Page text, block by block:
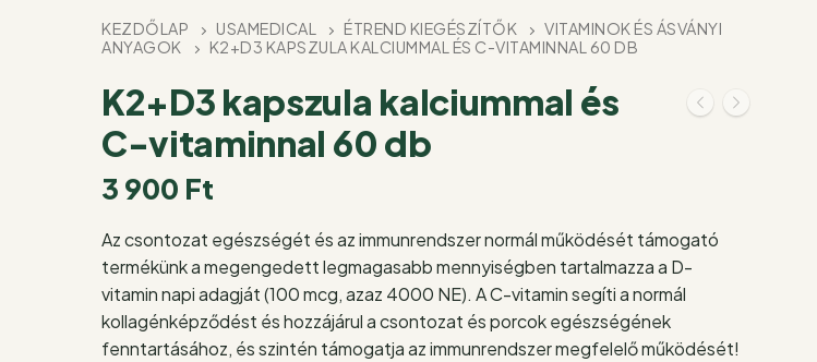
KEZDŐLAP USAMEDICAL ÉTREND KIEGÉSZÍTŐK
VITAMINOK ÉS ÁSVÁNYI
ANYAGOK
K2+D3 KAPSZULA KALCIUMMAL ÉS C-VITAMINNAL 60 DB
K2+D3 kapszula kalciummal és
C-vitaminnal 60 db
3 900 Ft
Az csontozat egészségét és az immunrendszer normál működését támogató
termékünk a megengedett legmagasabb mennyiségben tartalmazza a D-
vitamin napi adagját (100 mcg, azaz 4000 NE). A C-vitamin segíti a normál
kollagénképződést és hozzájárul a csontozat és porcok egészségének
fenntartásához, és szintén támogatja az immunrendszer megfelelő működését!